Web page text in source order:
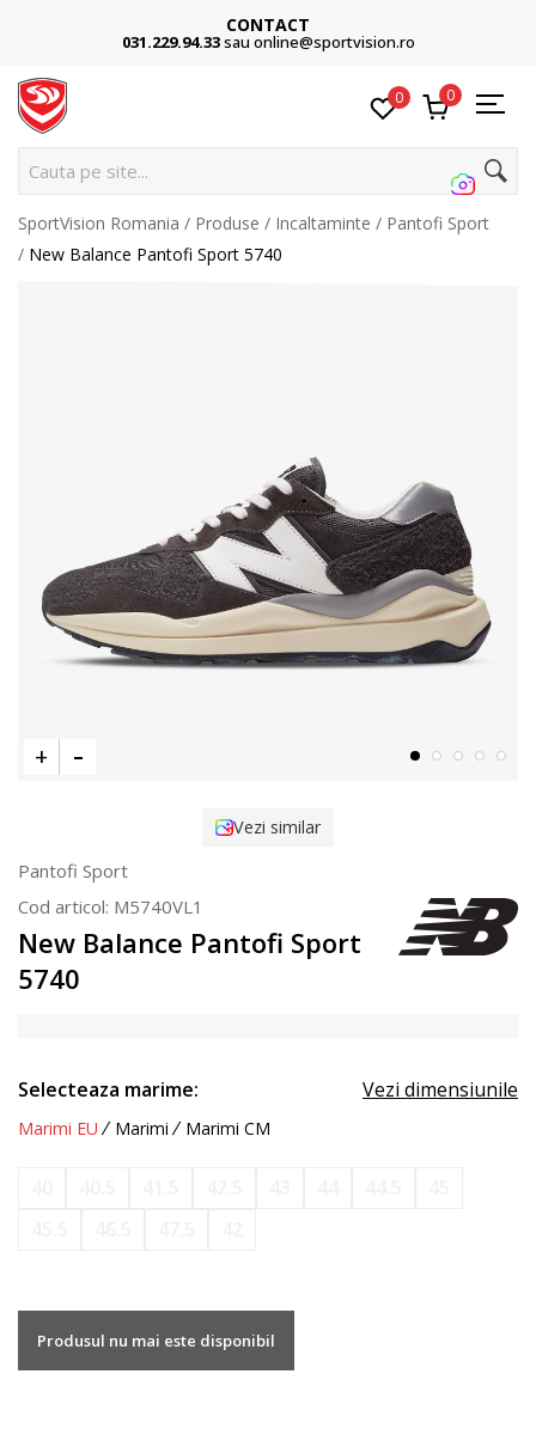
CONTACT
031.229.94.33sau online@sportvision.ro
0 0
Cauta pe site...
SportVision Romania Produse Incaltaminte
Pantofi Sport
New Balance Pantofi Sport 5740
Vezi similar
Pantofi Sport
Cod articol: M5740VL1
New Balance Pantofi Sport
5740
Selecteaza marime: Vezi dimensiunile
Marimi EU Marimi Marimi CM
Produsul nu mai este disponibil